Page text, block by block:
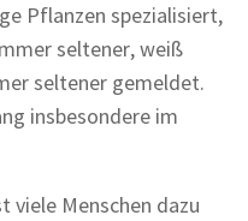
Pflanzen spezialisiert,
seltener, weiß
seltener gemeldet.
insbesondere im
Menschen dazu